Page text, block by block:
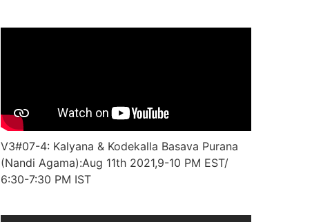
V3#07-4: Kalyana & Kodekalla Basava Purana
(Nandi Agama):Aug 11th 2021,9-10 PM EST/
6:30-7:30 PM IST